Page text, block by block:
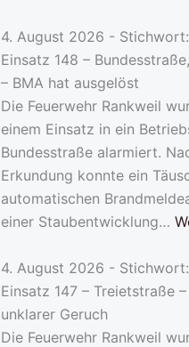
4. August 2026 -
Einsatz 148 –
– BMA hat ausgelöst
Die Feuerwehr Rankweil
einem Einsatz in ein
Bundesstraße alarmiert.
Erkundung konnte ein
automatischen
einer Staubentwicklung…
4. August 2026 -
Einsatz 147 – Treietstraße
unklarer Geruch
Die Feuerwehr Rankweil